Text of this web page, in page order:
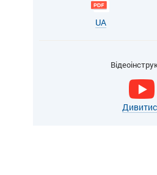
UA